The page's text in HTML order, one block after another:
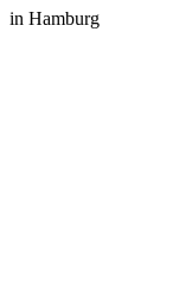
in Hamburg